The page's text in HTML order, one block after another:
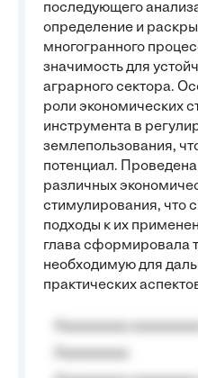
последующего
определение и
многогранного
значимость для
аграрного сектора.
роли экономических
инструмента в
землепользования,
потенциал.
различных
стимулирования, что
подходы к их
глава сформировала
необходимую для
практических